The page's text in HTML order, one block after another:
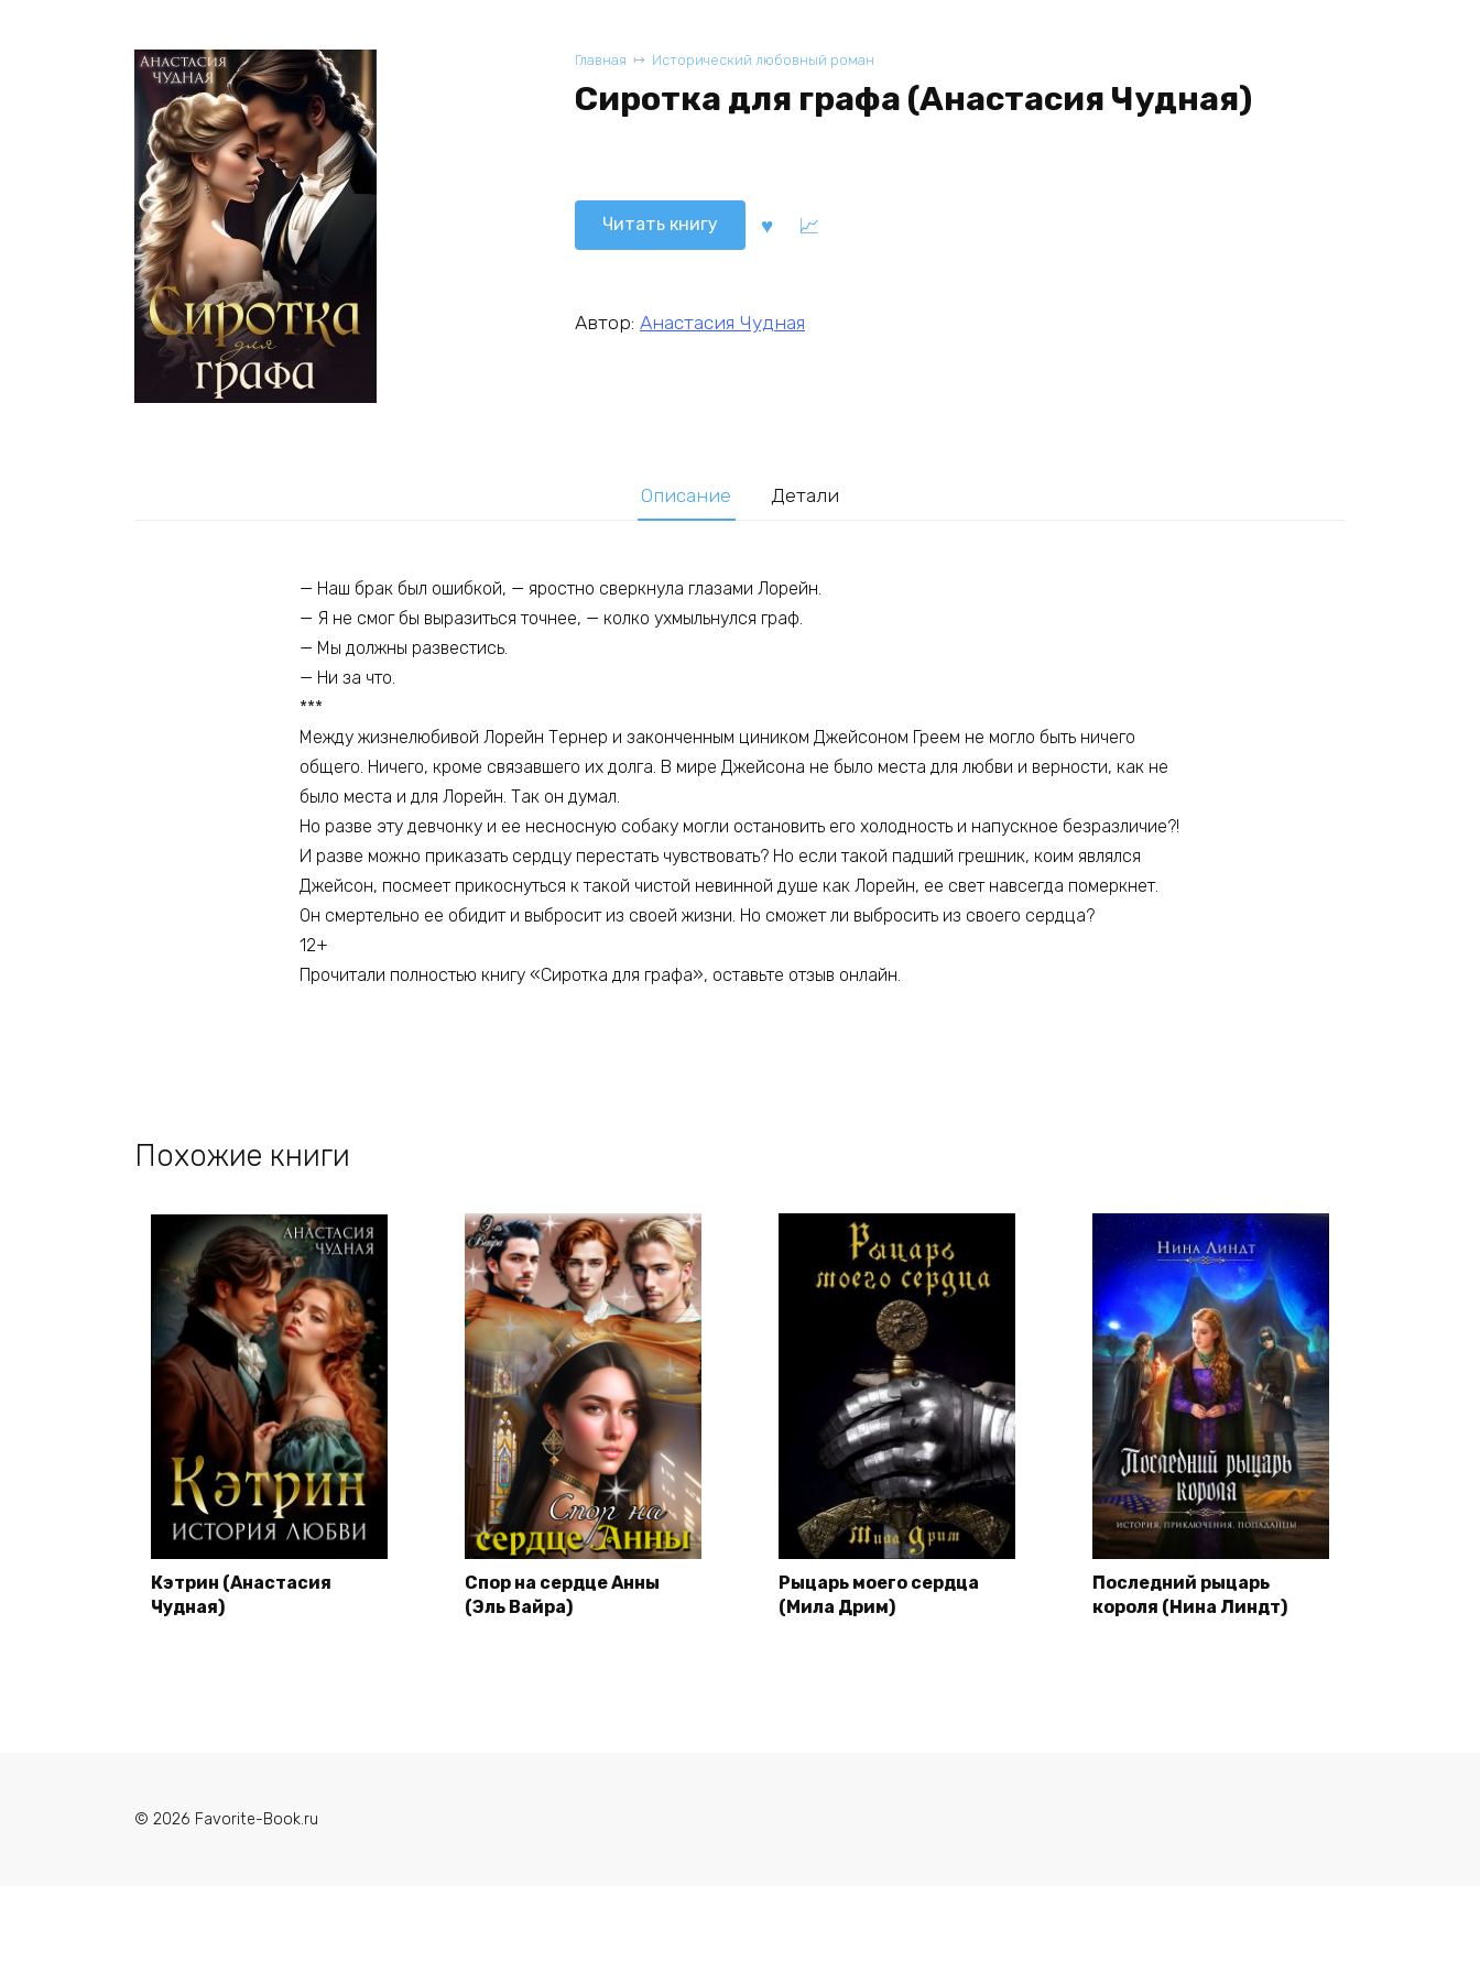
Главная Исторический любовный роман
Сиротка для графа (Анастасия Чудная)
Читать книгу
Автор: Анастасия Чудная
Описание Детали
— Наш брак был ошибкой, — яростно сверкнула глазами Лорейн.
— Я не смог бы выразиться точнее, — колко ухмыльнулся граф.
— Мы должны развестись.
— Ни за что.
***
Между жизнелюбивой Лорейн Тернер и законченным циником Джейсоном Греем не могло быть ничего
общего. Ничего, кроме связавшего их долга. В мире Джейсона не было места для любви и верности, как не
было места и для Лорейн. Так он думал.
Но разве эту девчонку и ее несносную собаку могли остановить его холодность и напускное безразличие?!
И разве можно приказать сердцу перестать чувствовать? Но если такой падший грешник, коим являлся
Джейсон, посмеет прикоснуться к такой чистой невинной душе как Лорейн, ее свет навсегда померкнет.
Он смертельно ее обидит и выбросит из своей жизни. Но сможет ли выбросить из своего сердца?
12+
Прочитали полностью книгу «Сиротка для графа», оставьте отзыв онлайн.
Похожие книги
Кэтрин (Анастасия
Чудная)
Спор на сердце Анны
(Эль Вайра)
Рыцарь моего сердца
(Мила Дрим)
Последний рыцарь
короля (Нина Линдт)
© 2026 Favorite-Book.ru